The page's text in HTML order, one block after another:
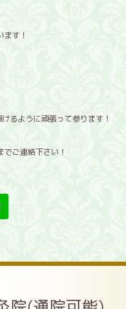
す！
るように頑張って参ります！
でご連絡下さい！